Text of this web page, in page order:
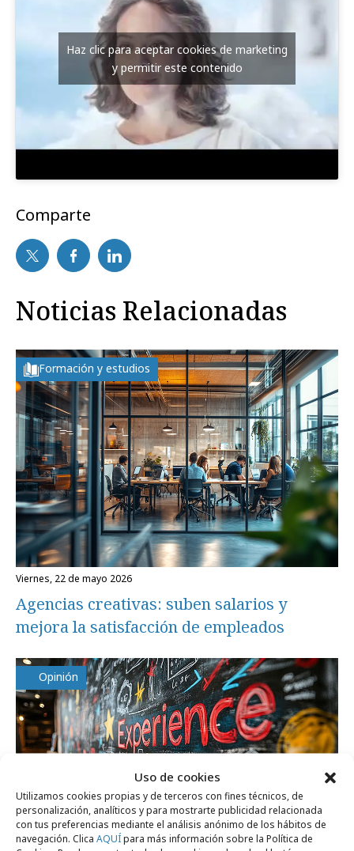
Uso de cookies
Utilizamos cookies propias y de terceros con fines técnicos, de
personalización, analíticos y para mostrarte publicidad relacionada
con tus preferencias mediante el análisis anónimo de los hábitos de
navegación. Clica AQUÍpara más información sobre la Política de
Haz clic para aceptar cookies de marketing
y permitir este contenido
Comparte
Noticias Relacionadas
Formación y estudios
viernes, 22 de mayo 2026
Agencias creativas: suben salarios y
mejora la satisfacción de empleados
Opinión